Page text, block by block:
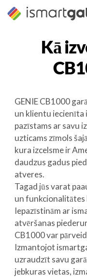
Pāriet
Kā
GENIE CB1000
un klientu iecienīta
pazīstams ar savu
uzticams zīmols
kura izcelsme ir
daudzus gadus
atveres.
Tagad jūs varat
un
Iepazīstinām ar
atvēršanas
CB1000 var
Izmantojot
uzraudzīt savu
jebkuras vietas,